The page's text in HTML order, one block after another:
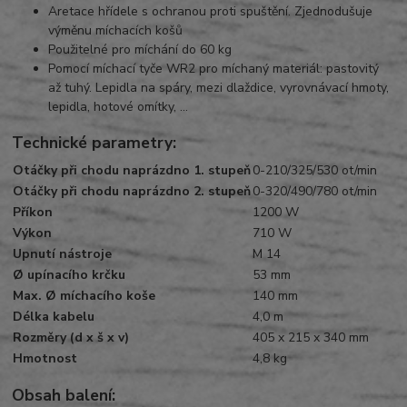
Aretace hřídele s ochranou proti spuštění. Zjednodušuje
výměnu míchacích košů
Použitelné pro míchání do 60 kg
Pomocí míchací tyče WR2 pro míchaný materiál: pastovitý
až tuhý. Lepidla na spáry, mezi dlaždice, vyrovnávací hmoty,
lepidla, hotové omítky, ...
Technické parametry:
Otáčky při chodu naprázdno 1. stupeň0-210/325/530 ot/min
Otáčky při chodu naprázdno 2. stupeň0-320/490/780 ot/min
Příkon
1200 W
Výkon
710 W
Upnutí nástroje
M 14
Ø upínacího krčku
53 mm
Max. Ø míchacího koše
140 mm
Délka kabelu
4,0 m
Rozměry (d x š x v)
405 x 215 x 340 mm
Hmotnost
4,8 kg
Obsah balení: